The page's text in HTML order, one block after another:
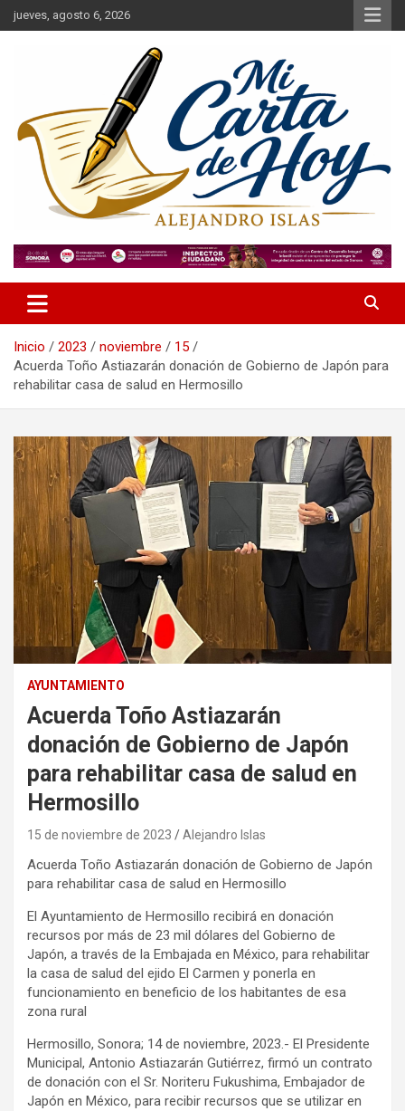
Saltar
al
jueves, agosto 6, 2026
Mi Carta de Hoy
Inicio 2023 noviembre
15
Acuerda Toño Astiazarán donación de Gobierno de Japón para
rehabilitar casa de salud en Hermosillo
AYUNTAMIENTO
Acuerda Toño Astiazarán
donación de Gobierno de Japón
para rehabilitar casa de salud en
Hermosillo
15 de noviembre de 2023 Alejandro Islas
Acuerda Toño Astiazarán donación de Gobierno de Japón
para rehabilitar casa de salud en Hermosillo
El Ayuntamiento de Hermosillo recibirá en donación
recursos por más de 23 mil dólares del Gobierno de
Japón, a través de la Embajada en México, para rehabilitar
la casa de salud del ejido El Carmen y ponerla en
funcionamiento en beneficio de los habitantes de esa
zona rural
Hermosillo, Sonora; 14 de noviembre, 2023.- El Presidente
Municipal, Antonio Astiazarán Gutiérrez, firmó un contrato
de donación con el Sr. Noriteru Fukushima, Embajador de
Japón en México, para recibir recursos que se utilizar en